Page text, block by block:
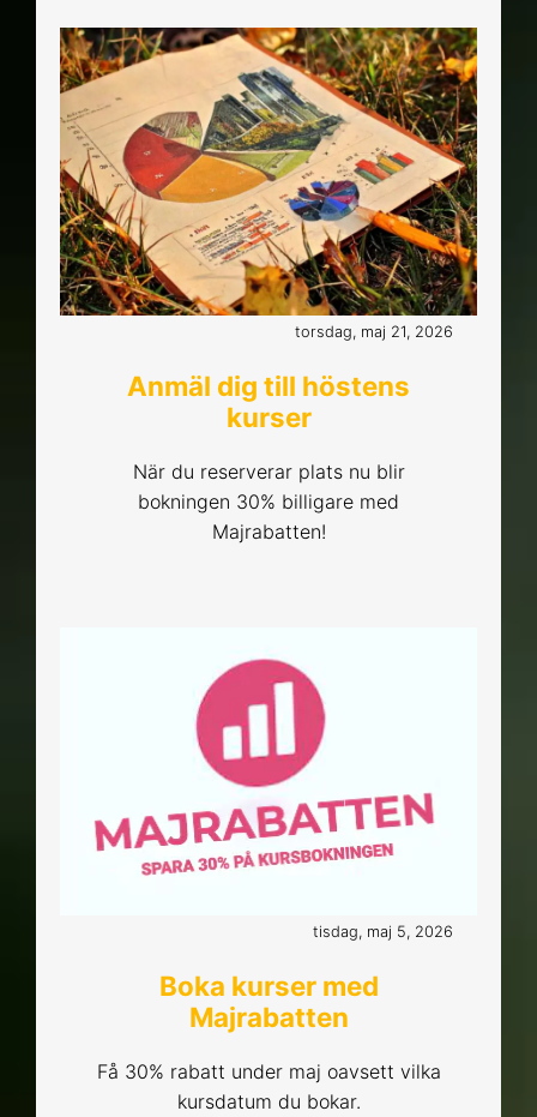
torsdag, maj 21, 2026
Anmäl dig till höstens
kurser
När du reserverar plats nu blir
bokningen 30% billigare med
Majrabatten!
tisdag, maj 5, 2026
Boka kurser med
Majrabatten
Få 30% rabatt under maj oavsett vilka
kursdatum du bokar.